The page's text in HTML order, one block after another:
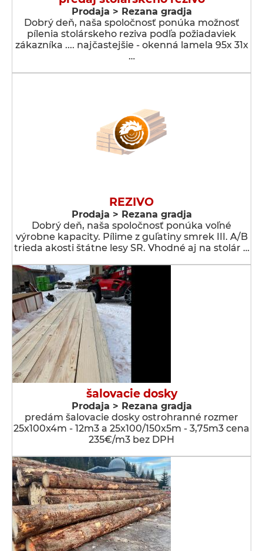
Prodaja > Rezana gradja
Dobrý deň, naša spoločnosť ponúka možnosť
pílenia stolárskeho reziva podľa požiadaviek
zákazníka .... najčastejšie - okenná lamela 95x 31x
…
REZIVO
Prodaja > Rezana gradja
Dobrý deň, naša spoločnosť ponúka voľné
výrobne kapacity. Pílime z guľatiny smrek III. A/B
trieda akosti štátne lesy SR. Vhodné aj na stolár …
šalovacie dosky
Prodaja > Rezana gradja
predám šalovacie dosky ostrohranné rozmer
25x100x4m - 12m3 a 25x100/150x5m - 3,75m3 cena
235€/m3 bez DPH